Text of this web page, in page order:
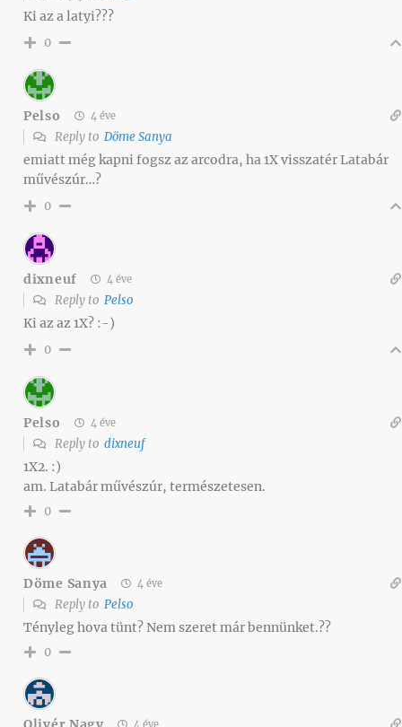
Ki az a latyi???
0
Pelso 4 éve
Reply to Döme Sanya
emiatt még kapni fogsz az arcodra, ha 1X visszatér Latabár
művészúr…?
0
dixneuf 4 éve
Reply to Pelso
Ki az az 1X? :-)
0
Pelso 4 éve
Reply to dixneuf
1X2. :)
am. Latabár művészúr, természetesen.
0
Döme Sanya 4 éve
Reply to Pelso
Tényleg hova tünt? Nem szeret már bennünket.??
0
4 éve